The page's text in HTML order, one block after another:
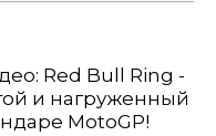
Red Bull Ring -
и нагруженный
MotoGP!